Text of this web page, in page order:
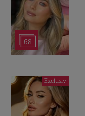
68
Exclusiv